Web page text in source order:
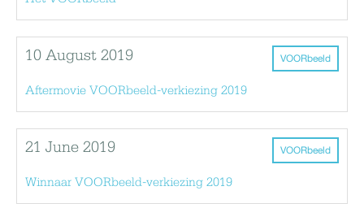
VOORbeeld
10 August 2019
Aftermovie VOORbeeld-verkiezing 2019
VOORbeeld
21 June 2019
Winnaar VOORbeeld-verkiezing 2019